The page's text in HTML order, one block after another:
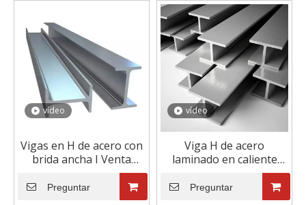
vídeo
Vigas en H de acero con
brida ancha I Venta
caliente Q235b Precio de
viga en H de acero al
carbono estructural por
Preguntar
vídeo
Viga H de acero
laminado en caliente
Viga I universal
Preguntar